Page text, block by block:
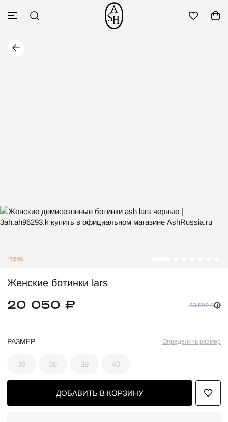
-15%
Женские ботинки lars
20 050 ₽ 23 590 ₽
РАЗМЕР Определить размер
36 38 39 40
ДОБАВИТЬ В КОРЗИНУ